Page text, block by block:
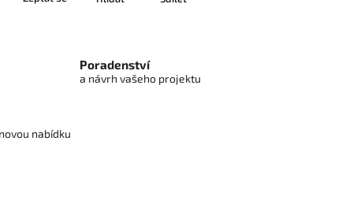
Poradenství
a návrh vašeho projektu
nabídku